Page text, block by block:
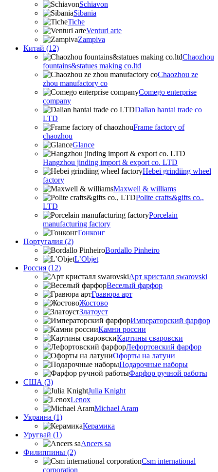
Schiavon
Sibania
Tiche
Venturi arte
Zampiva
Китай (12)
Chaozhou
fountains&statues making co.ltd
Chaozhou ze
zhou manufactory co
Comego enterprise
company
Dalian hantai trade co
LTD
Frame factory of
chaozhou
Glance
Hangzhou jinding import & export co. LTD
Hebei grindiing wheel
factory
Maxwell & williams
Polite crafts&gifts co.,
LTD
Porcelain
manufacturing factory
Гонконг
Португалия (2)
Bordallo Pinheiro
L’Objet
Россия (12)
Арт кристалл swarovski
Веселый фарфор
Гравюра арт
Жостово
Златоуст
Императорский фарфор
Камни россии
Картины сваровски
Лефортовский фарфор
Офорты на латуни
Подарочные наборы
Фарфор ручной работы
США (3)
Julia Knight
Lenox
Michael Aram
Украина (1)
Керамика
Уругвай (1)
Ancers sa
Филиппины (2)
Csm international
corporation